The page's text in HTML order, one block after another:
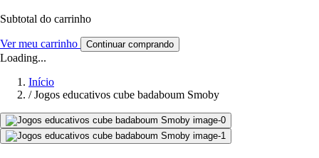
Subtotal do carrinho
Ver meu carrinho Continuar comprando
Loading...
Início
/ Jogos educativos cube badaboum Smoby